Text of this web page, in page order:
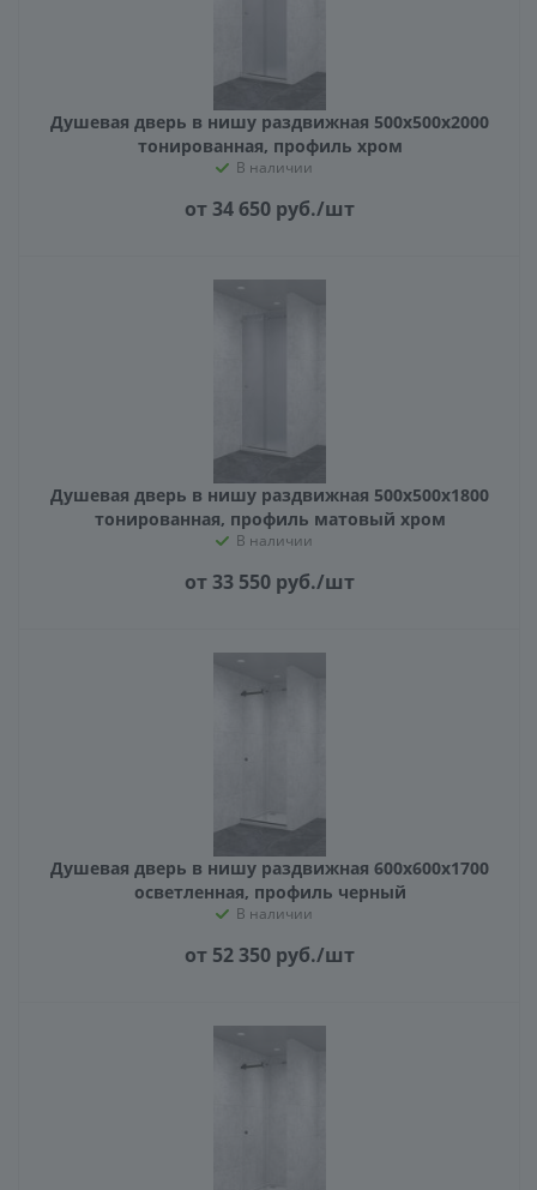
Душевая дверь в нишу раздвижная 500х500х2000
тонированная, профиль хром
В наличии
от 34 650 руб./шт
Душевая дверь в нишу раздвижная 500х500х1800
тонированная, профиль матовый хром
В наличии
от 33 550 руб./шт
Душевая дверь в нишу раздвижная 600х600х1700
осветленная, профиль черный
В наличии
от 52 350 руб./шт
СТЕКЛО